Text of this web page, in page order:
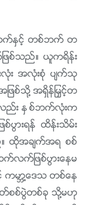
ဘက္ႏွင့္ တစ္ဘက္ တ
ဖစ္သည္။ ယူကရိန္း
းလုံး အလုံးစုံ ပ်က္သု
ဖစ္သို႔ အရွိန္ျမႇင့္တ
လည္း ႏွစ္ဘက္လုံးက
ပြားရန္ ထိန္းသိမ္း
ည္။ ထိုအခ်က္အရ စစ္
က္ျဖစ္ပြားေနမ
မာၻ႔ေဒသ တစ္ေန
တ္စစ္ပြဲတစ္ခု သို႔မဟု